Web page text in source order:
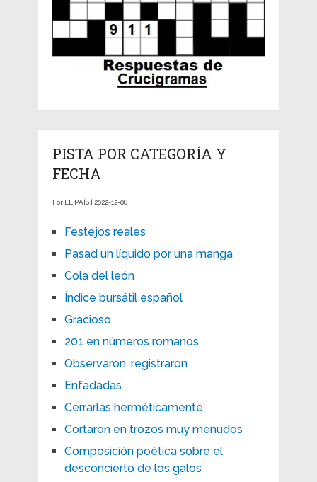
PISTA POR CATEGORÍA Y
FECHA
For EL PAÍS | 2022-12-08
Festejos reales
Pasad un líquido por una manga
Cola del león
Índice bursátil español
Gracioso
201 en números romanos
Observaron, registraron
Enfadadas
Cerrarlas herméticamente
Cortaron en trozos muy menudos
Composición poética sobre el
desconcierto de los galos